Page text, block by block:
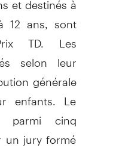
12 ans, sont
TD. Les
selon leur
générale
enfants. Le
parmi cinq
un jury formé